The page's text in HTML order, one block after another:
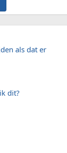
als dat er
dit?